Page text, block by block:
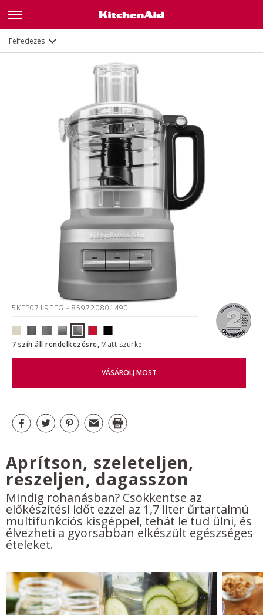
Felfedezés
5KFP0719EFG - 859720801490
7 szín áll rendelkezésre, Matt szürke
VÁSÁROLJ MOST
Aprítson, szeleteljen,
reszeljen, dagasszon
Mindig rohanásban? Csökkentse az
előkészítési időt ezzel az 1,7 liter űrtartalmú
multifunkciós kisgéppel, tehát le tud ülni, és
élvezheti a gyorsabban elkészült egészséges
ételeket.